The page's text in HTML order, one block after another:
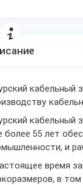
кабельный
кабельный
более 55 лет
и
время
в том